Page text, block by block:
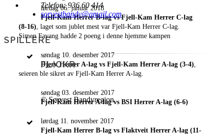
lørdag 06. januar 2018
Fjell-Kam Herrer B-lag vs Fjell-Kam Herrer C-lag
(8-16), laget som jublet mest var Fjell-Kam Herrer C-lag.
Simen Favang hadde 2 poeng i denne hjemme kampen
søndag 10. desember 2017
Djerv Herrer A-lag vs Fjell-Kam Herrer A-lag (3-4),
seieren ble sikret av Fjell-Kam Herrer A-lag.
søndag 03. desember 2017
Fjell-Kam Herrer A-lag vs BSI Herrer A-lag (6-6)
lørdag 11. november 2017
Fjell-Kam Herrer B-lag vs Flaktveit Herrer A-lag (11-
Telefon: 936 60 414
sorvestbandy@gmail.com
SPILLERE
FLICKR
© Sørvest Bandyregion